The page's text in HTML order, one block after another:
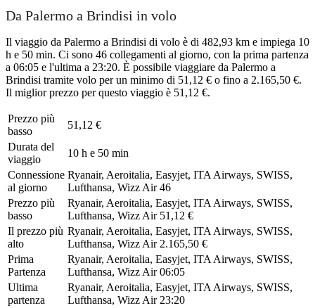
Da Palermo a Brindisi in volo
Il viaggio da Palermo a Brindisi di volo è di 482,93 km e impiega 10
h e 50 min. Ci sono 46 collegamenti al giorno, con la prima partenza
a 06:05 e l'ultima a 23:20. È possibile viaggiare da Palermo a
Brindisi tramite volo per un minimo di 51,12 € o fino a 2.165,50 €.
Il miglior prezzo per questo viaggio è 51,12 €.
Prezzo più
basso
51,12 €
Durata del
viaggio
10 h e 50 min
Connessione
al giorno
Ryanair, Aeroitalia, Easyjet, ITA Airways, SWISS,
Lufthansa, Wizz Air 46
Prezzo più
basso
Ryanair, Aeroitalia, Easyjet, ITA Airways, SWISS,
Lufthansa, Wizz Air 51,12 €
Il prezzo più
alto
Ryanair, Aeroitalia, Easyjet, ITA Airways, SWISS,
Lufthansa, Wizz Air 2.165,50 €
Prima
Partenza
Ryanair, Aeroitalia, Easyjet, ITA Airways, SWISS,
Lufthansa, Wizz Air 06:05
Ultima
partenza
Ryanair, Aeroitalia, Easyjet, ITA Airways, SWISS,
Lufthansa, Wizz Air 23:20